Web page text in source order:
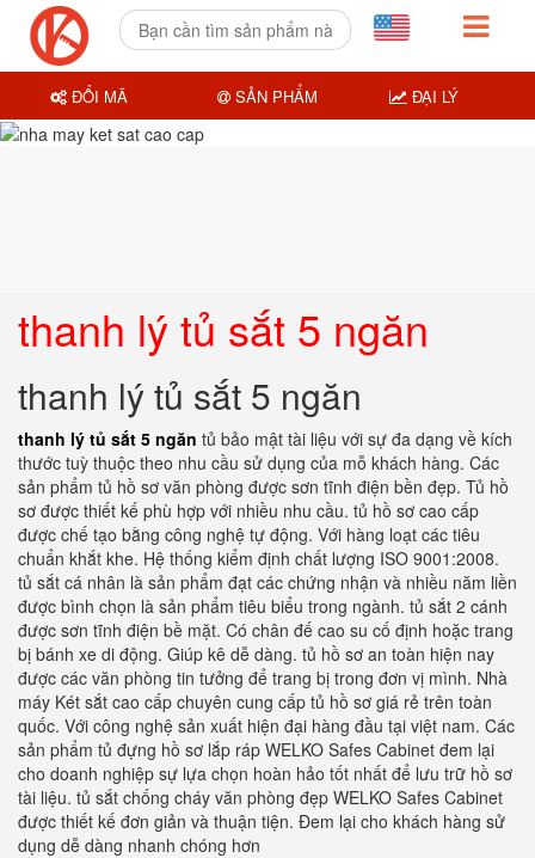
thanh lý tủ sắt 5 ngăn
thanh lý tủ sắt 5 ngăn
thanh lý tủ sắt 5 ngăn tủ bảo mật tài liệu với sự đa dạng về kích
thước tuỳ thuộc theo nhu cầu sử dụng của mỗ khách hàng. Các
sản phẩm tủ hồ sơ văn phòng được sơn tĩnh điện bền đẹp. Tủ hồ
sơ được thiết kế phù hợp với nhiều nhu cầu. tủ hồ sơ cao cấp
được chế tạo bằng công nghệ tự động. Với hàng loạt các tiêu
chuẩn khắt khe. Hệ thống kiểm định chất lượng ISO 9001:2008.
tủ sắt cá nhân là sản phẩm đạt các chứng nhận và nhiều năm liền
được bình chọn là sản phẩm tiêu biểu trong ngành. tủ sắt 2 cánh
được sơn tĩnh điện bề mặt. Có chân đế cao su cố định hoặc trang
bị bánh xe di động. Giúp kê dễ dàng. tủ hồ sơ an toàn hiện nay
được các văn phòng tin tưởng để trang bị trong đơn vị mình. Nhà
máy Két sắt cao cấp chuyên cung cấp tủ hồ sơ giá rẻ trên toàn
quốc. Với công nghệ sản xuất hiện đại hàng đầu tại việt nam. Các
sản phẩm tủ đựng hồ sơ lắp ráp WELKO Safes Cabinet đem lại
cho doanh nghiệp sự lựa chọn hoàn hảo tốt nhất để lưu trữ hồ sơ
tài liệu. tủ sắt chống cháy văn phòng đẹp WELKO Safes Cabinet
được thiết kế đơn giản và thuận tiện. Đem lại cho khách hàng sử
dụng dễ dàng nhanh chóng hơn
ĐỔI MÃ SẢN PHẨM ĐẠI LÝ